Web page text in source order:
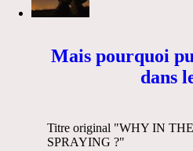
Mais pourquoi
dans
Titre original "WHY IN
SPRAYING ?"